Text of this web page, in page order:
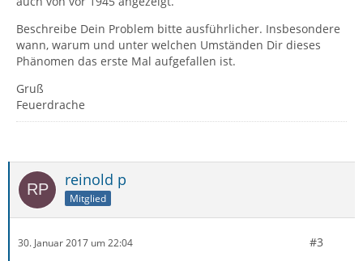
Beschreibe Dein Problem bitte ausführlicher. Insbesondere
wann, warum und unter welchen Umständen Dir dieses
Phänomen das erste Mal aufgefallen ist.
Gruß
Feuerdrache
reinold p
Mitglied
30. Januar 2017 um 22:04 #3